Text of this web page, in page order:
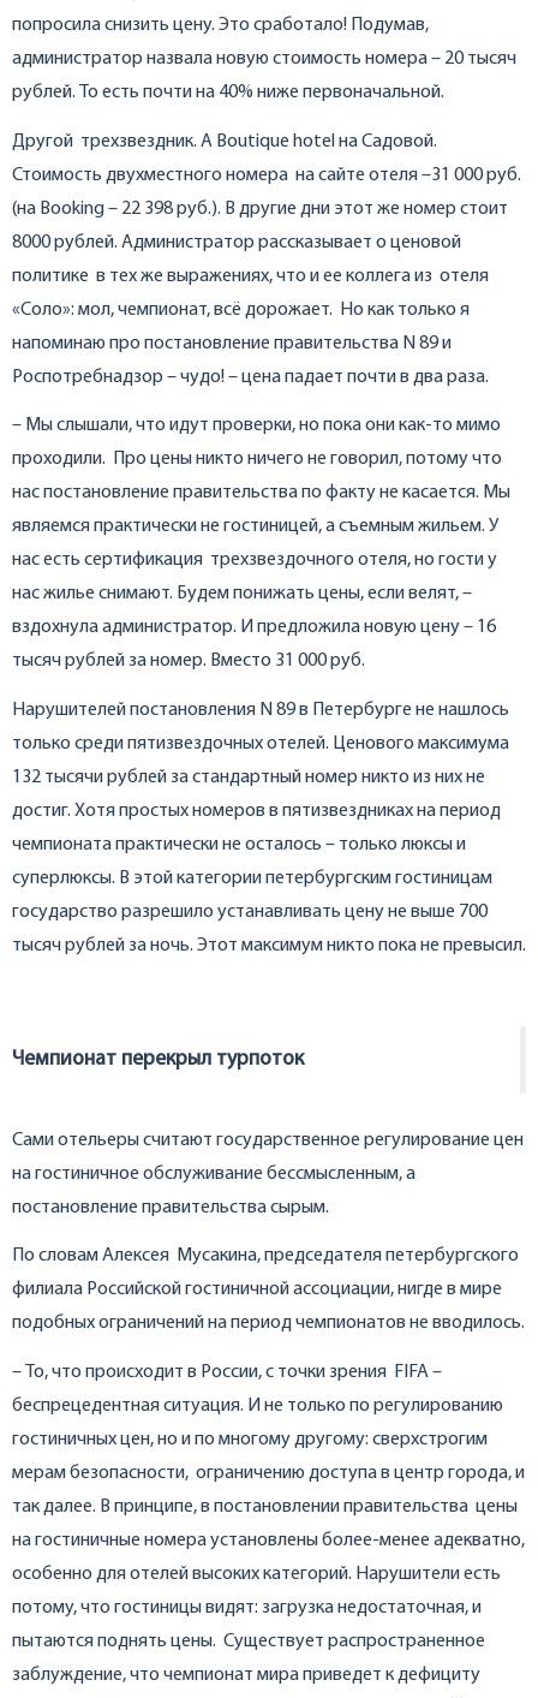
попросила снизить цену. Это сработало! Подумав,
администратор назвала новую стоимость номера – 20 тысяч
рублей. То есть почти на 40% ниже первоначальной.
Другой трехзвездник. A Boutique hotel на Садовой.
Стоимость двухместного номера на сайте отеля –31 000 руб.
(на Booking – 22 398 руб.). В другие дни этот же номер стоит
8000 рублей. Администратор рассказывает о ценовой
политике в тех же выражениях, что и ее коллега из отеля
«Соло»: мол, чемпионат, всё дорожает. Но как только я
напоминаю про постановление правительства N 89 и
Роспотребнадзор – чудо! – цена падает почти в два раза.
– Мы слышали, что идут проверки, но пока они как-то мимо
проходили. Про цены никто ничего не говорил, потому что
нас постановление правительства по факту не касается. Мы
являемся практически не гостиницей, а съемным жильем. У
нас есть сертификация трехзвездочного отеля, но гости у
нас жилье снимают. Будем понижать цены, если велят, –
вздохнула администратор. И предложила новую цену – 16
тысяч рублей за номер. Вместо 31 000 руб.
Нарушителей постановления N 89 в Петербурге не нашлось
только среди пятизвездочных отелей. Ценового максимума
132 тысячи рублей за стандартный номер никто из них не
достиг. Хотя простых номеров в пятизвездниках на период
чемпионата практически не осталось – только люксы и
суперлюксы. В этой категории петербургским гостиницам
государство разрешило устанавливать цену не выше 700
тысяч рублей за ночь. Этот максимум никто пока не превысил.
Чемпионат перекрыл турпоток
Сами отельеры считают государственное регулирование цен
на гостиничное обслуживание бессмысленным, а
постановление правительства сырым.
По словам Алексея Мусакина, председателя петербургского
филиала Российской гостиничной ассоциации, нигде в мире
подобных ограничений на период чемпионатов не вводилось.
– То, что происходит в России, с точки зрения FIFA –
беспрецедентная ситуация. И не только по регулированию
гостиничных цен, но и по многому другому: сверхстрогим
мерам безопасности, ограничению доступа в центр города, и
так далее. В принципе, в постановлении правительства цены
на гостиничные номера установлены более-менее адекватно,
особенно для отелей высоких категорий. Нарушители есть
потому, что гостиницы видят: загрузка недостаточная, и
пытаются поднять цены. Существует распространенное
заблуждение, что чемпионат мира приведет к дефициту